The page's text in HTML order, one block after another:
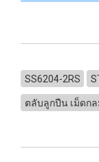
SS6204-2RS
ตลับลูกปืน เม็ดกล